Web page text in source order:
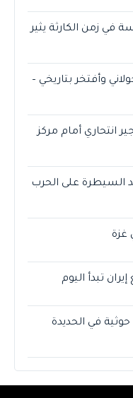
في زمن الكارثة يثير
وأفتخر بتاريخي –
انتحاري أمام مركز
السيطرة على الحرب
غزة
تبدأ اليوم
في الحديدة